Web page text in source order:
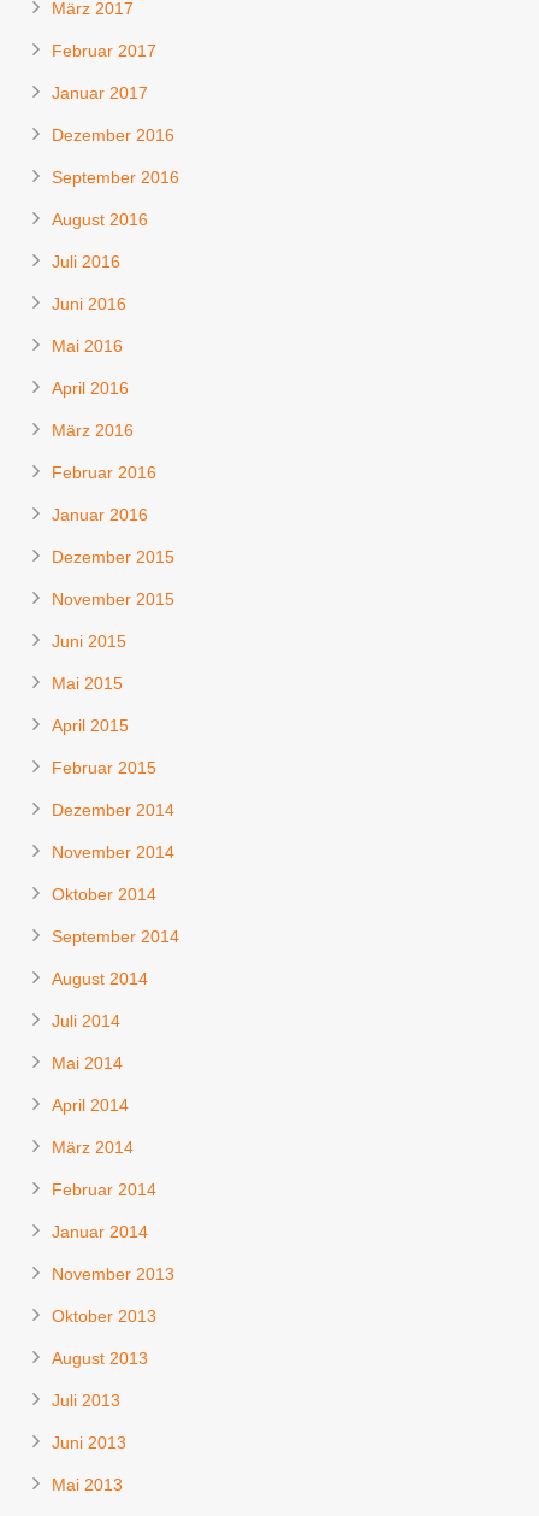
März 2017
Februar 2017
Januar 2017
Dezember 2016
September 2016
August 2016
Juli 2016
Juni 2016
Mai 2016
April 2016
März 2016
Februar 2016
Januar 2016
Dezember 2015
November 2015
Juni 2015
Mai 2015
April 2015
Februar 2015
Dezember 2014
November 2014
Oktober 2014
September 2014
August 2014
Juli 2014
Mai 2014
April 2014
März 2014
Februar 2014
Januar 2014
November 2013
Oktober 2013
August 2013
Juli 2013
Juni 2013
Mai 2013